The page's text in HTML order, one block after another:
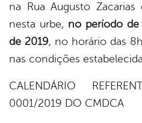
na Rua Augusto
nesta urbe, no período de
de 2019, no horário das
nas condições
CALENDÁRIO
0001/2019 DO CMDCA